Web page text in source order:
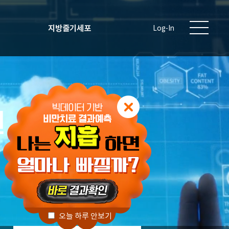
지방줄기세포 Log-In
오늘 하루 안보기